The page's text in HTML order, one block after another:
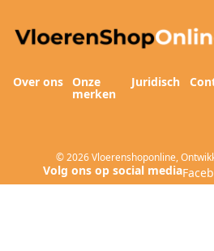
Over ons Onze
merken
Juridisch
© 2026Vloerenshoponline,